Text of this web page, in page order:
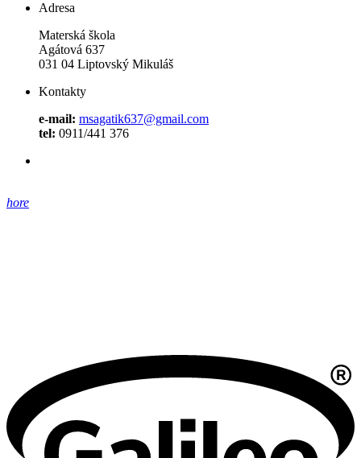
Adresa
Materská škola
Agátová 637
031 04 Liptovský Mikuláš
Kontakty
e-mail: msagatik637@gmail.com
tel: 0911/441 376
hore